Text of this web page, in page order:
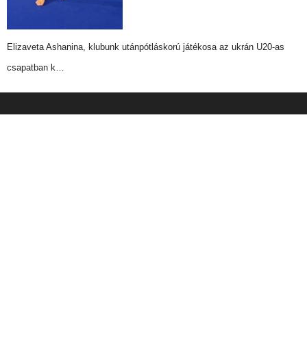
Elizaveta Ashanina, klubunk utánpótláskorú játékosa az ukrán U20-as
csapatban k…